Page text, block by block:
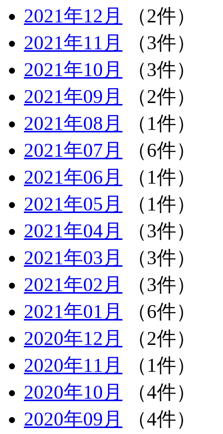
2021年12月
（2件）
2021年11月
（3件）
2021年10月
（3件）
2021年09月
（2件）
2021年08月
（1件）
2021年07月
（6件）
2021年06月
（1件）
2021年05月
（1件）
2021年04月
（3件）
2021年03月
（3件）
2021年02月
（3件）
2021年01月
（6件）
2020年12月
（2件）
2020年11月
（1件）
2020年10月
（4件）
2020年09月
（4件）